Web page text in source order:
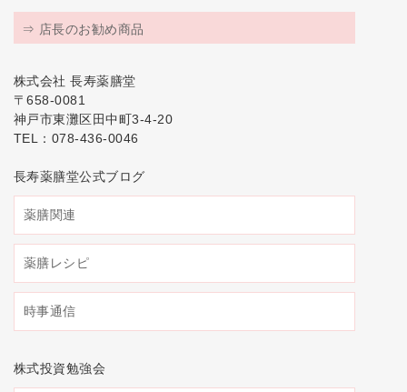
⇒ 店長のお勧め商品
株式会社 長寿薬膳堂
〒658-0081
神戸市東灘区田中町3-4-20
TEL：078-436-0046
長寿薬膳堂公式ブログ
薬膳関連
薬膳レシピ
時事通信
株式投資勉強会